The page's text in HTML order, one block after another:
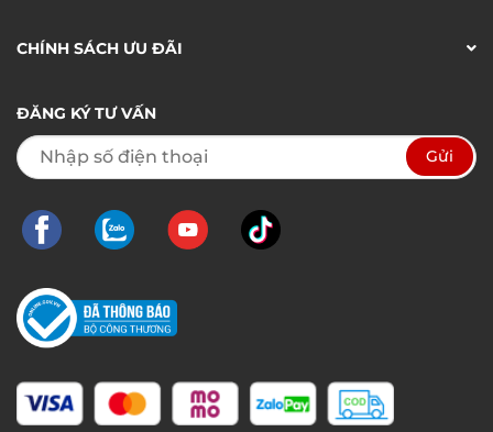
CHÍNH SÁCH ƯU ĐÃI
ĐĂNG KÝ TƯ VẤN